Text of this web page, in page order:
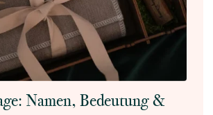
Namen, Bedeutung &